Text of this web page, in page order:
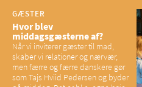
GÆSTER
Hvor blev
middagsgæsterne af?
Når vi inviterer gæster til mad,
skaber vi relationer og nærvær,
men færre og færre danskere gør
som Tajs Hviid Pedersen og byder